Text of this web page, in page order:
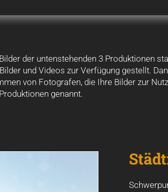
der untenstehenden 3 Produktionen
und Videos zur Verfügung gestellt.
von Fotografen, die Ihre Bilder zur
genannt.